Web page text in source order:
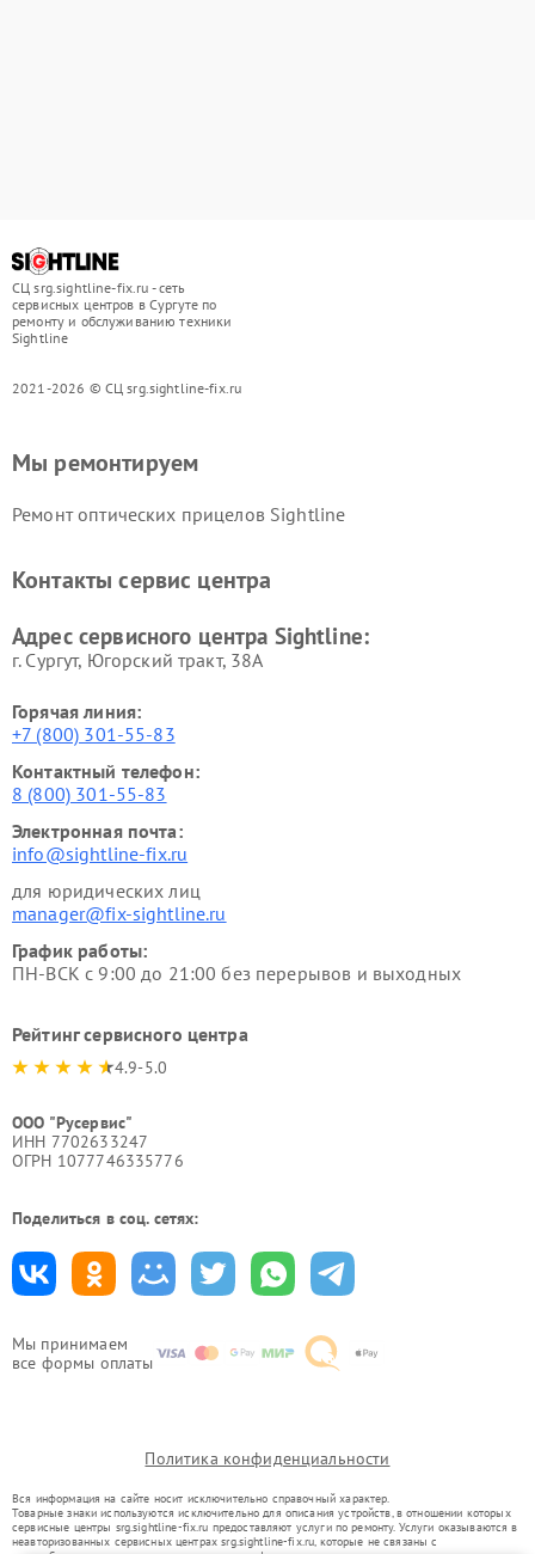
СЦ srg.sightline-fix.ru - сеть
сервисных центров в Сургуте по
ремонту и обслуживанию техники
Sightline
2021-2026 © СЦ srg.sightline-fix.ru
Мы принимаем
все формы оплаты
Мы ремонтируем
Ремонт оптических прицелов Sightline
Контакты сервис центра
Адрес сервисного центра Sightline:
г. Сургут, Югорский тракт, 38А
Горячая линия:
+7 (800) 301-55-83
Контактный телефон:
8 (800) 301-55-83
Электронная почта:
info@sightline-fix.ru
для юридических лиц
manager@fix-sightline.ru
График работы:
ПН-ВСК с 9:00 до 21:00 без перерывов и выходных
Рейтинг сервисного центра
4.9-5.0
ООО "Русервис"
ИНН 7702633247
ОГРН 1077746335776
Поделиться в соц. сетях:
Политика конфиденциальности
Вся информация на сайте носит исключительно справочный характер.
Товарные знаки используются исключительно для описания устройств, в отношении которых
сервисные центры srg.sightline-fix.ru предоставляют услуги по ремонту. Услуги оказываются в
неавторизованных сервисных центрах srg.sightline-fix.ru, которые не связаны с